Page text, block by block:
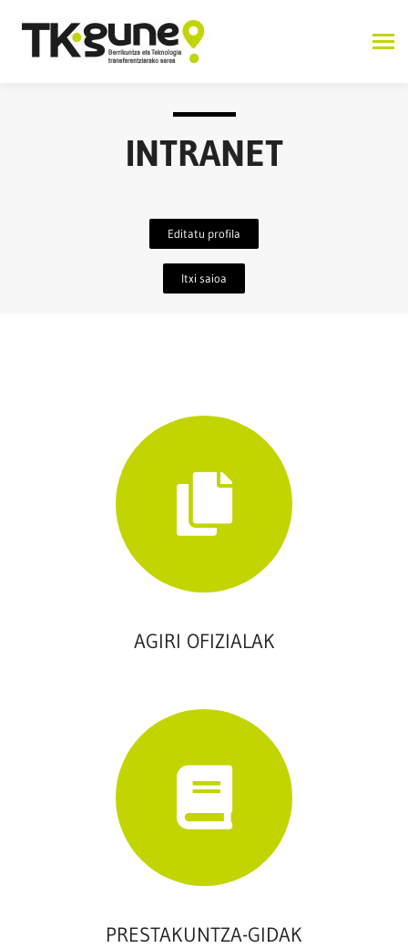
INTRANET
Editatu profila
Itxi saioa
AGIRI OFIZIALAK
PRESTAKUNTZA-GIDAK